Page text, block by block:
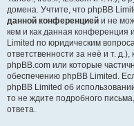
домена. Учтите, что phpBB
данной конференцией и не
кем и как данная конференция
Limited по юридическим
ответственности за неё и т. д.),
phpBB.com или которые
обеспечению phpBB Limited.
phpBB Limited об
то не ждите подробного
ответа.